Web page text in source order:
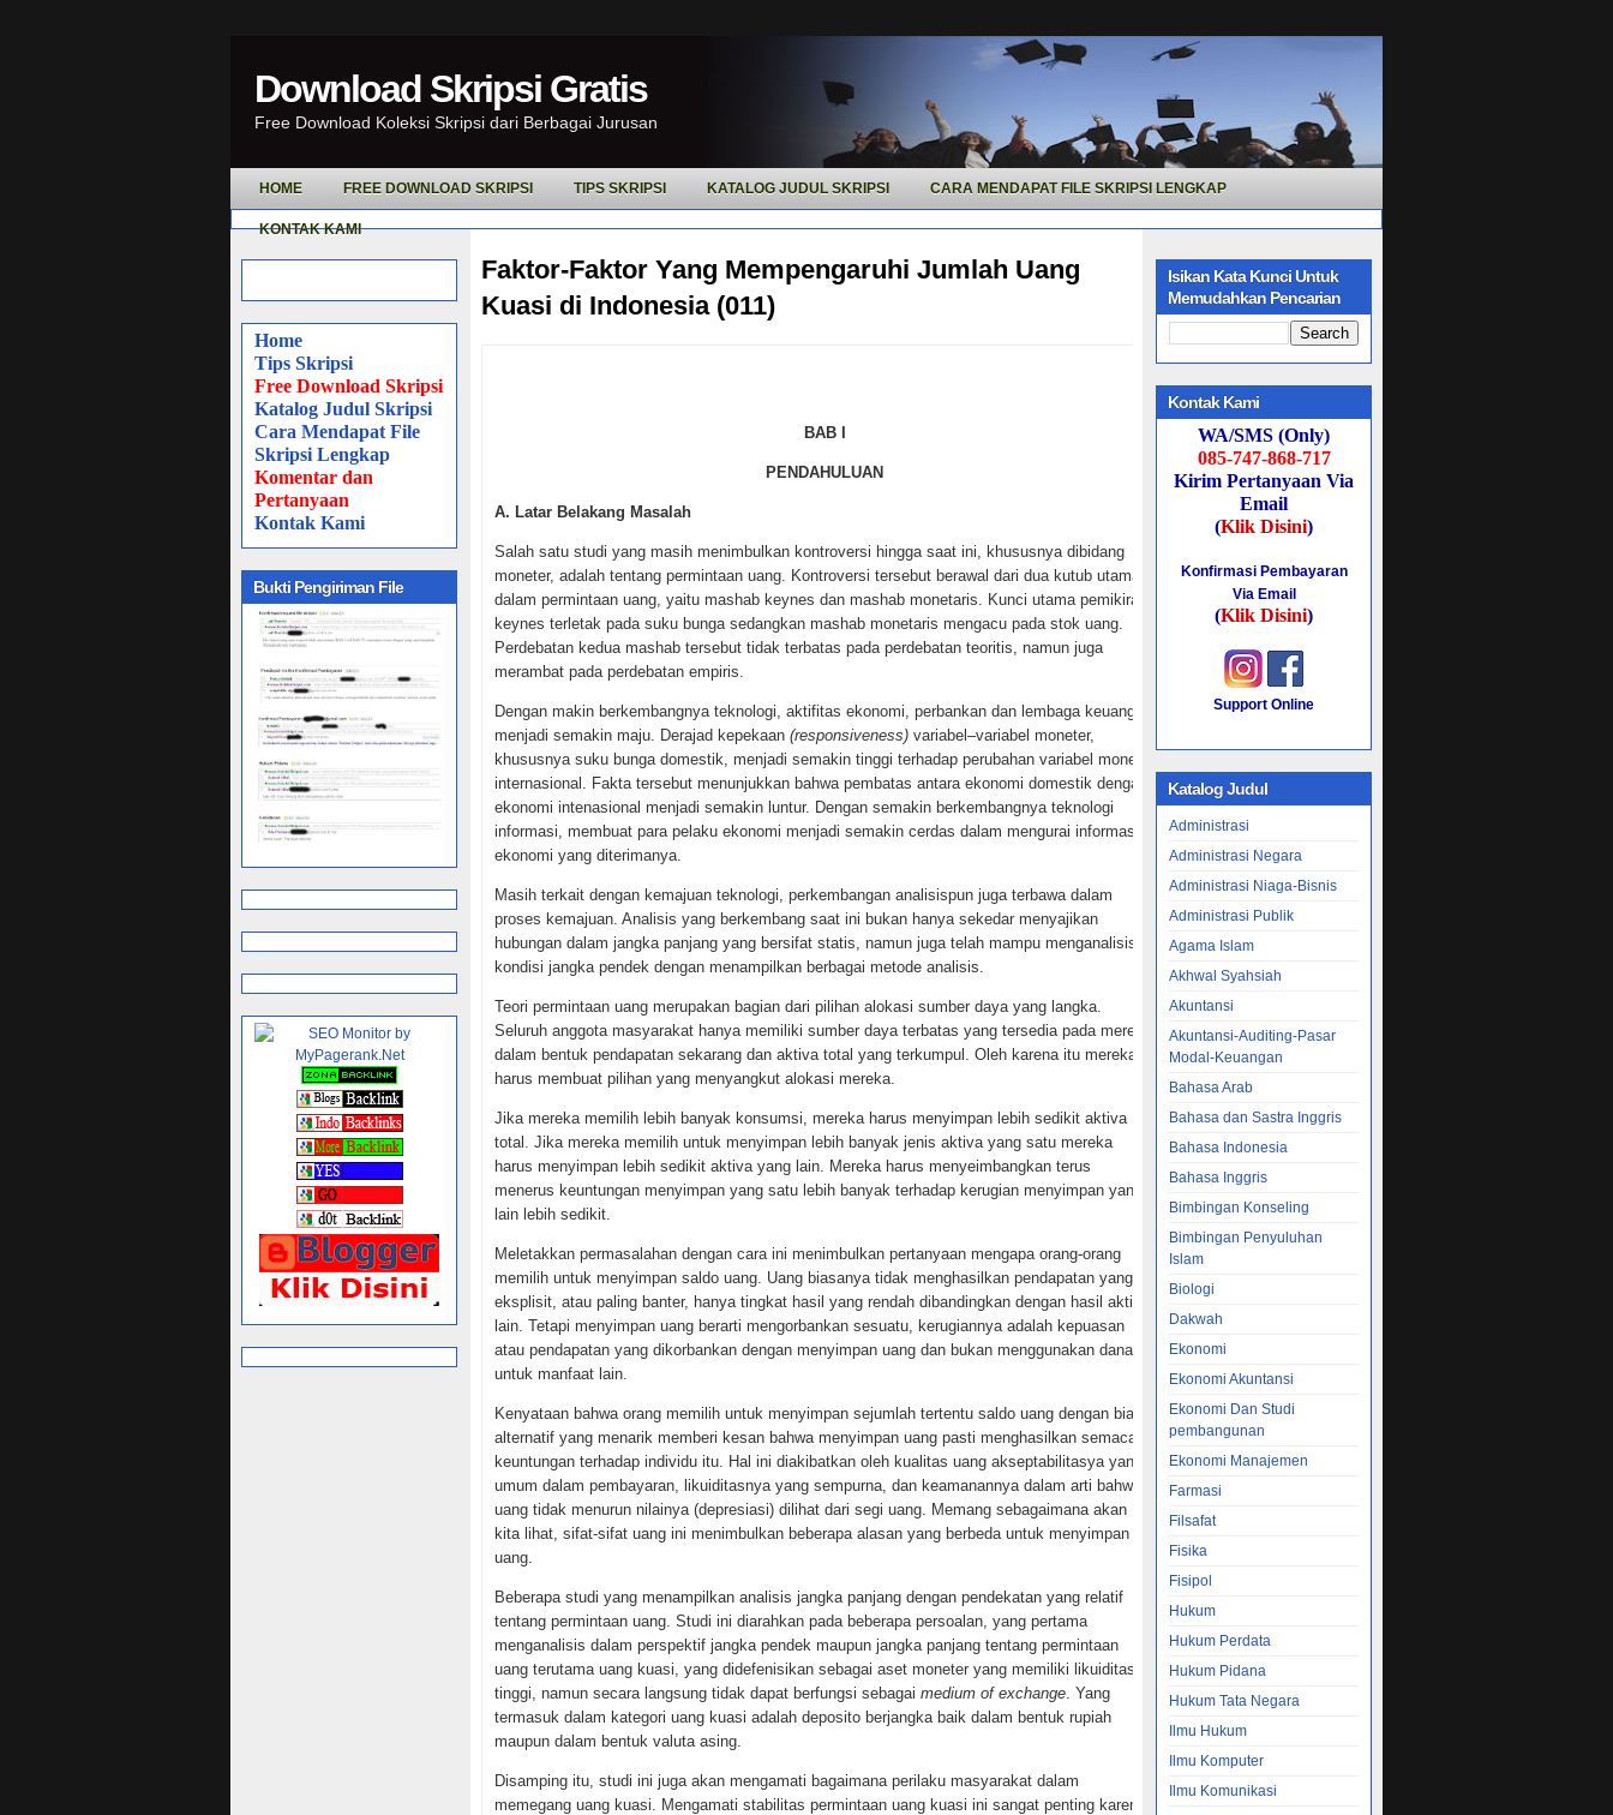
Download Skripsi Gratis
Free Download Koleksi Skripsi dari Berbagai Jurusan
HOME FREE DOWNLOAD SKRIPSI TIPS SKRIPSI KATALOG JUDUL SKRIPSI CARA MENDAPAT FILE SKRIPSI LENGKAP
KONTAK KAMI
Home
Tips Skripsi
Free Download Skripsi
Katalog Judul Skripsi
Cara Mendapat File
Skripsi Lengkap
Komentar dan
Pertanyaan
Kontak Kami
Bukti Pengiriman File
Faktor-Faktor Yang Mempengaruhi Jumlah Uang
Kuasi di Indonesia (011)
BAB I
PENDAHULUAN
A. Latar Belakang Masalah
Salah satu studi yang masih menimbulkan kontroversi hingga saat ini, khususnya dibidang
moneter, adalah tentang permintaan uang. Kontroversi tersebut berawal dari dua kutub utama
dalam permintaan uang, yaitu mashab keynes dan mashab monetaris. Kunci utama pemikiran
keynes terletak pada suku bunga sedangkan mashab monetaris mengacu pada stok uang.
Perdebatan kedua mashab tersebut tidak terbatas pada perdebatan teoritis, namun juga
merambat pada perdebatan empiris.
Dengan makin berkembangnya teknologi, aktifitas ekonomi, perbankan dan lembaga keuangan
menjadi semakin maju. Derajad kepekaan (responsiveness) variabel–variabel moneter,
khususnya suku bunga domestik, menjadi semakin tinggi terhadap perubahan variabel moneter
internasional. Fakta tersebut menunjukkan bahwa pembatas antara ekonomi domestik dengan
ekonomi intenasional menjadi semakin luntur. Dengan semakin berkembangnya teknologi
informasi, membuat para pelaku ekonomi menjadi semakin cerdas dalam mengurai informasi
ekonomi yang diterimanya.
Masih terkait dengan kemajuan teknologi, perkembangan analisispun juga terbawa dalam
proses kemajuan. Analisis yang berkembang saat ini bukan hanya sekedar menyajikan
hubungan dalam jangka panjang yang bersifat statis, namun juga telah mampu menganalisis
kondisi jangka pendek dengan menampilkan berbagai metode analisis.
Teori permintaan uang merupakan bagian dari pilihan alokasi sumber daya yang langka.
Seluruh anggota masyarakat hanya memiliki sumber daya terbatas yang tersedia pada mereka
dalam bentuk pendapatan sekarang dan aktiva total yang terkumpul. Oleh karena itu mereka
harus membuat pilihan yang menyangkut alokasi mereka.
Jika mereka memilih lebih banyak konsumsi, mereka harus menyimpan lebih sedikit aktiva
total. Jika mereka memilih untuk menyimpan lebih banyak jenis aktiva yang satu mereka
harus menyimpan lebih sedikit aktiva yang lain. Mereka harus menyeimbangkan terus
menerus keuntungan menyimpan yang satu lebih banyak terhadap kerugian menyimpan yang
lain lebih sedikit.
Meletakkan permasalahan dengan cara ini menimbulkan pertanyaan mengapa orang-orang
memilih untuk menyimpan saldo uang. Uang biasanya tidak menghasilkan pendapatan yang
eksplisit, atau paling banter, hanya tingkat hasil yang rendah dibandingkan dengan hasil aktiva
lain. Tetapi menyimpan uang berarti mengorbankan sesuatu, kerugiannya adalah kepuasan
atau pendapatan yang dikorbankan dengan menyimpan uang dan bukan menggunakan dana ini
untuk manfaat lain.
Kenyataan bahwa orang memilih untuk menyimpan sejumlah tertentu saldo uang dengan biaya
alternatif yang menarik memberi kesan bahwa menyimpan uang pasti menghasilkan semacam
keuntungan terhadap individu itu. Hal ini diakibatkan oleh kualitas uang akseptabilitasya yang
umum dalam pembayaran, likuiditasnya yang sempurna, dan keamanannya dalam arti bahwa
uang tidak menurun nilainya (depresiasi) dilihat dari segi uang. Memang sebagaimana akan
kita lihat, sifat-sifat uang ini menimbulkan beberapa alasan yang berbeda untuk menyimpan
uang.
Beberapa studi yang menampilkan analisis jangka panjang dengan pendekatan yang relatif
tentang permintaan uang. Studi ini diarahkan pada beberapa persoalan, yang pertama
menganalisis dalam perspektif jangka pendek maupun jangka panjang tentang permintaan
uang terutama uang kuasi, yang didefenisikan sebagai aset moneter yang memiliki likuiditas
tinggi, namun secara langsung tidak dapat berfungsi sebagai medium of exchange. Yang
termasuk dalam kategori uang kuasi adalah deposito berjangka baik dalam bentuk rupiah
maupun dalam bentuk valuta asing.
Disamping itu, studi ini juga akan mengamati bagaimana perilaku masyarakat dalam
memegang uang kuasi. Mengamati stabilitas permintaan uang kuasi ini sangat penting karena
Isikan Kata Kunci Untuk
Memudahkan Pencarian
Kontak Kami
WA/SMS (Only)
085-747-868-717
Kirim Pertanyaan Via
Email
(Klik Disini)
Konfirmasi Pembayaran
Via Email
(Klik Disini)
Support Online
Katalog Judul
Administrasi
Administrasi Negara
Administrasi Niaga-Bisnis
Administrasi Publik
Agama Islam
Akhwal Syahsiah
Akuntansi
Akuntansi-Auditing-Pasar
Modal-Keuangan
Bahasa Arab
Bahasa dan Sastra Inggris
Bahasa Indonesia
Bahasa Inggris
Bimbingan Konseling
Bimbingan Penyuluhan
Islam
Biologi
Dakwah
Ekonomi
Ekonomi Akuntansi
Ekonomi Dan Studi
pembangunan
Ekonomi Manajemen
Farmasi
Filsafat
Fisika
Fisipol
Hukum
Hukum Perdata
Hukum Pidana
Hukum Tata Negara
Ilmu Hukum
Ilmu Komputer
Ilmu Komunikasi